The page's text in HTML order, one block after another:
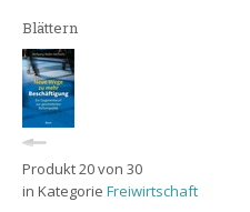
Blättern
Produkt 20 von 30
in Kategorie Freiwirtschaft